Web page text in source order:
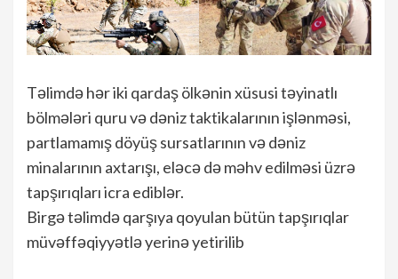
Təlimdə hər iki qardaş ölkənin xüsusi təyinatlı
bölmələri quru və dəniz taktikalarının işlənməsi,
partlamamış döyüş sursatlarının və dəniz
minalarının axtarışı, eləcə də məhv edilməsi üzrə
tapşırıqları icra ediblər.
Birgə təlimdə qarşıya qoyulan bütün tapşırıqlar
müvəffəqiyyətlə yerinə yetirilib